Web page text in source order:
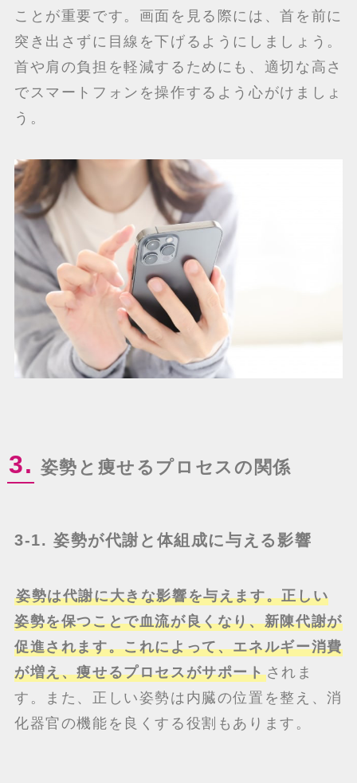
ことが重要です。画面を見る際には、首を前に
突き出さずに目線を下げるようにしましょう。
首や肩の負担を軽減するためにも、適切な高さ
でスマートフォンを操作するよう心がけましょ
う。
3. 姿勢と痩せるプロセスの関係
3-1. 姿勢が代謝と体組成に与える影響
姿勢は代謝に大きな影響を与えます。正しい
姿勢を保つことで血流が良くなり、新陳代謝が
促進されます。これによって、エネルギー消費
が増え、痩せるプロセスがサポートされま
す。また、正しい姿勢は内臓の位置を整え、消
化器官の機能を良くする役割もあります。